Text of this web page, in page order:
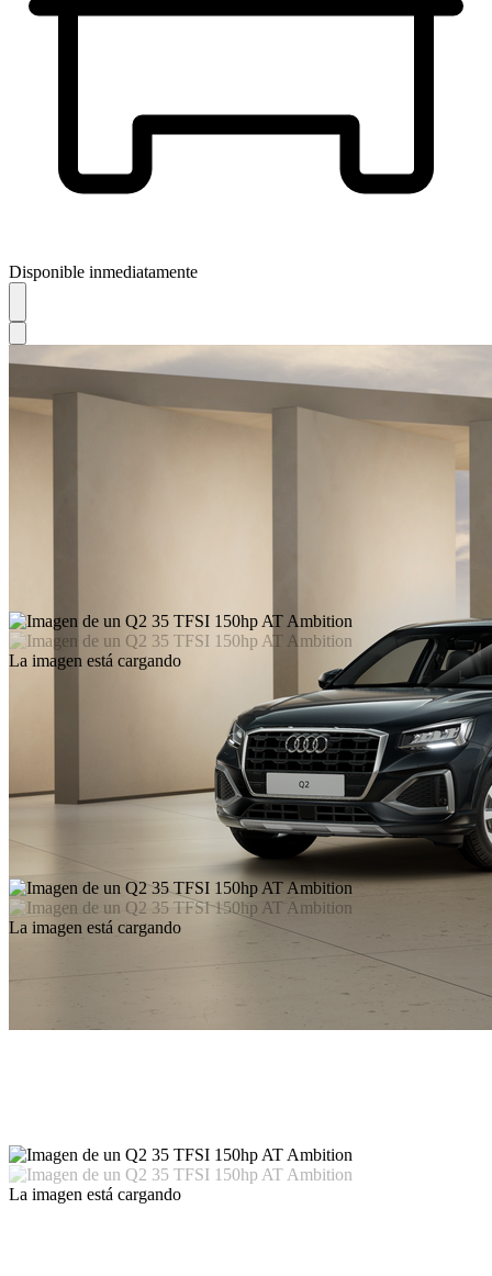
Disponible inmediatamente
La imagen está cargando
La imagen está cargando
La imagen está cargando